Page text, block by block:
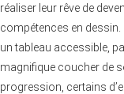
réaliser leur rêve de
compétences en
un tableau accessible,
magnifique coucher de
progression, certains